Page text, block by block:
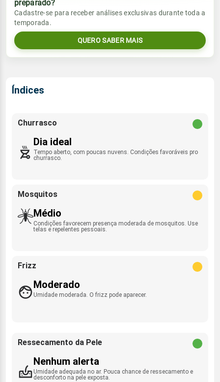
Umidade do ar
87% 94%
Rajada de vento
Sol
06:24h às 17:37h
Lua
Chuva
0.0mm
Umidade do ar
6km/h
Sol
preparado?
Cadastre-se para receber análises exclusivas durante toda a
temporada.
QUERO SABER MAIS
Índices
Churrasco
Dia ideal
Tempo aberto, com poucas nuvens. Condições favoráveis pro
churrasco.
Mosquitos
Médio
Condições favorecem presença moderada de mosquitos. Use
telas e repelentes pessoais.
Frizz
Moderado
Umidade moderada. O frizz pode aparecer.
Ressecamento da Pele
Nenhum alerta
Umidade adequada no ar. Pouca chance de ressecamento e
desconforto na pele exposta.